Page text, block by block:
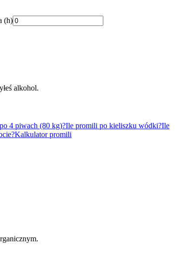
(h)
alkohol.
4 piwach (80 kg)?Ile promili po kieliszku wódki?Ile
Kalkulator promili